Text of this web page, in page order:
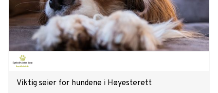
Viktig seier for hundene i Høyesterett